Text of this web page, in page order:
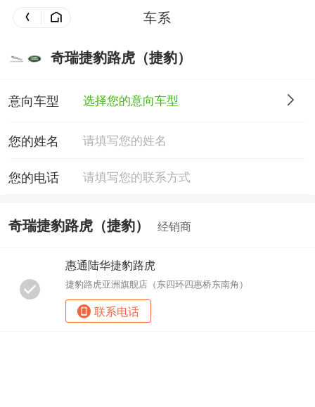
车系
奇瑞捷豹路虎（捷豹）
意向车型 选择您的意向车型
您的姓名
您的电话
奇瑞捷豹路虎（捷豹） 经销商
惠通陆华捷豹路虎
捷豹路虎亚洲旗舰店（东四环四惠桥东南角）
联系电话